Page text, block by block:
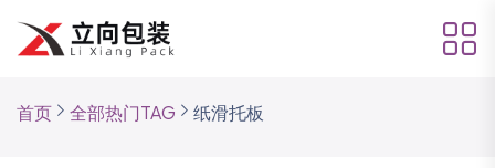
首页 全部热门TAG 纸滑托板